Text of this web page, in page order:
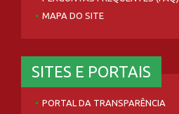
MAPA DO SITE
SITES E PORTAIS
PORTAL DA TRANSPARÊNCIA